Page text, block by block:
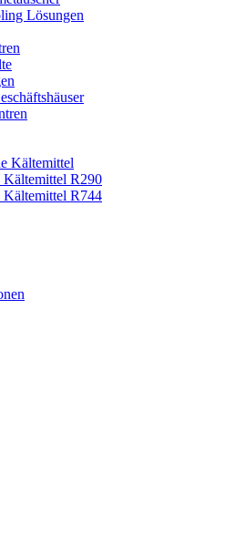
Lösungen
Kältemittel
Kältemittel R290
Kältemittel R744